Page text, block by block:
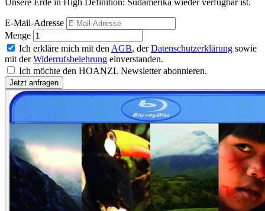
Unsere Erde in High Definition: Südamerika wieder verfügbar ist.
E-Mail-Adresse
Menge
Ich erkläre mich mit den AGB, derDatenschutzerklärung sowie
mit derWiderrufsbelehrung einverstanden.
Ich möchte den HOANZL Newsletter abonnieren.